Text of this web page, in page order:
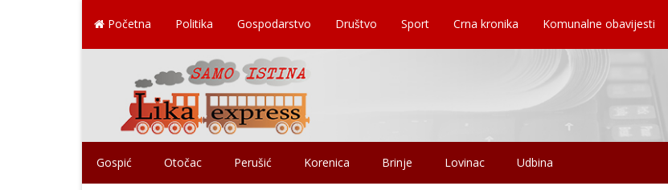
Početna Politika Gospodarstvo Društvo Sport Crna kronika Komunalne obavijesti
Gospić Otočac Perušić Korenica Brinje Lovinac Udbina